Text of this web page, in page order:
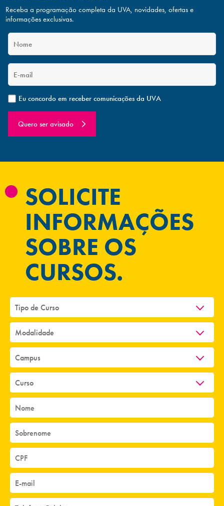
Receba a programação completa da UVA, novidades, ofertas e
informações exclusivas.
Eu concordo em receber comunicações da UVA
Quero ser avisado
SOLICITE
INFORMAÇÕES
SOBRE OS
CURSOS.